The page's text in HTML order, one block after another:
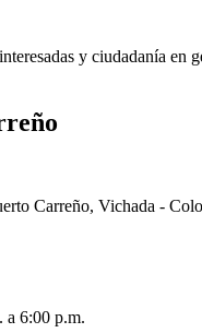
y ciudadanía
Carreño, Vichada -
a 6:00 p.m.